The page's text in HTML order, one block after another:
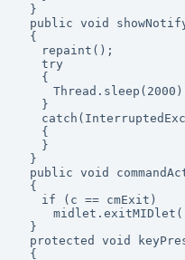
}
public void
{
repaint();
try
{
}
{
}
}
public void
{
if (c == cmExit)
}
protected void
{